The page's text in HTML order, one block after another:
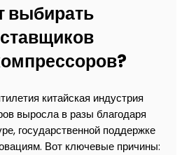
выбирать
китайская индустрия
выросла в разы благодаря
государственной поддержке
Вот ключевые причины: